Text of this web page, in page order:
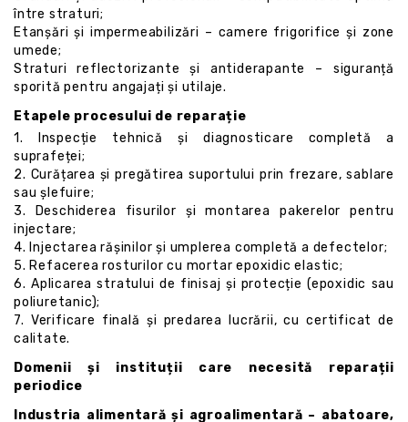
între straturi;
Etanșări și impermeabilizări – camere frigorifice și zone
umede;
Straturi reflectorizante și antiderapante – siguranță
sporită pentru angajați și utilaje.
Etapele procesului de reparație
1. Inspecție tehnică și diagnosticare completă a
suprafeței;
2. Curățarea și pregătirea suportului prin frezare, sablare
sau șlefuire;
3. Deschiderea fisurilor și montarea pakerelor pentru
injectare;
4. Injectarea rășinilor și umplerea completă a defectelor;
5. Refacerea rosturilor cu mortar epoxidic elastic;
6. Aplicarea stratului de finisaj și protecție (epoxidic sau
poliuretanic);
7. Verificare finală și predarea lucrării, cu certificat de
calitate.
Domenii și instituții care necesită reparații
periodice
Industria alimentară și agroalimentară – abatoare,